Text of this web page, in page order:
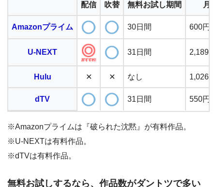
配信 吹替 無料お試し期間 月
Amazonプライム 30日間 600円
U-NEXT 31日間 2,189
Hulu ✕ ✕ なし 1,026
dTV 31日間 550円
※Amazonプライムは『破られた沈黙』が有料作品。
※U-NEXTは有料作品。
※dTVは有料作品。
無料お試しするなら、作品数がダントツで多い